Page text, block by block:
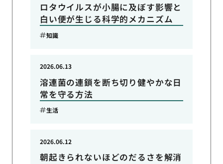
ロタウイルスが小腸に及ぼす影響と
白い便が生じる科学的メカニズム
知識
溶連菌の連鎖を断ち切り健やかな日
常を守る方法
2026.06.13
生活
朝起きられないほどのだるさを解消
2026.06.12